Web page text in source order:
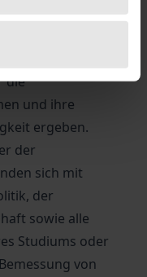
einfach zu
werden die
die
und ihre
ergeben.
der
sich mit
der
sowie alle
Studiums oder
von